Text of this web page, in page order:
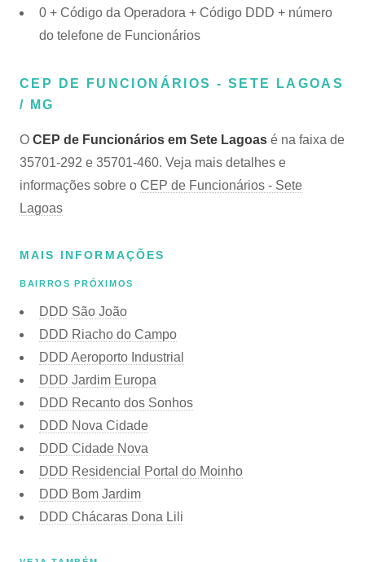
0 + Código da Operadora + Código DDD + número
do telefone de Funcionários
CEP DE FUNCIONÁRIOS - SETE LAGOAS
/ MG
O CEP de Funcionários em Sete Lagoas é na faixa de
35701-292 e 35701-460. Veja mais detalhes e
informações sobre o CEP de Funcionários - Sete
Lagoas
MAIS INFORMAÇÕES
BAIRROS PRÓXIMOS
DDD São João
DDD Riacho do Campo
DDD Aeroporto Industrial
DDD Jardim Europa
DDD Recanto dos Sonhos
DDD Nova Cidade
DDD Cidade Nova
DDD Residencial Portal do Moinho
DDD Bom Jardim
DDD Chácaras Dona Lili